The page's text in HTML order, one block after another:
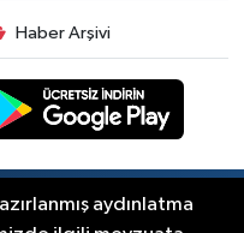
sponsorluk desteği
Haber Arşivi
Haber 2012-2026 Her
saklıdır.
aydınlatma